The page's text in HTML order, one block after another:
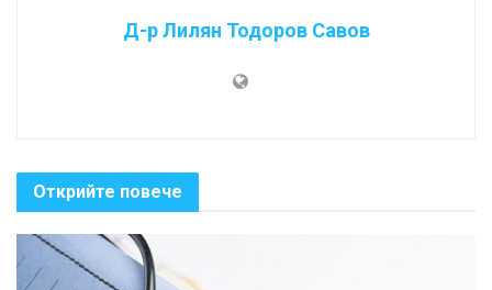
Д-р Лилян Тодоров Савов
Открийте повече